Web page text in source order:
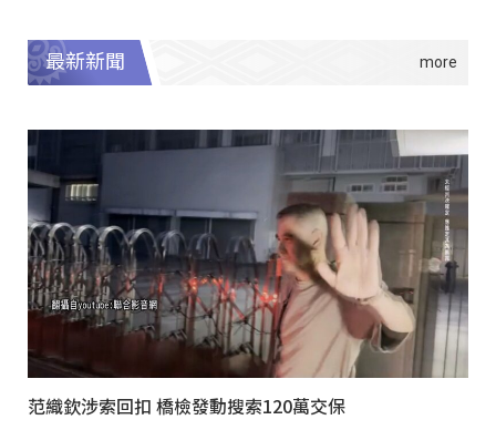
最新新聞
范織欽涉索回扣 橋檢發動搜索120萬交保